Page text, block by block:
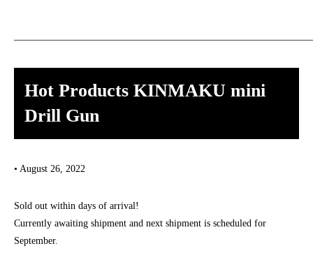
Hot Products KINMAKU mini
Drill Gun
• August 26, 2022
Sold out within days of arrival!
Currently awaiting shipment and next shipment is scheduled for
September.